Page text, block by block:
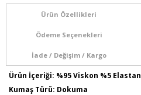
Ürün Özellikleri
Ödeme Seçenekleri
İade / Değişim / Kargo
Ürün İçeriği: %95 Viskon %5 Elastan
Kumaş Türü: Dokuma